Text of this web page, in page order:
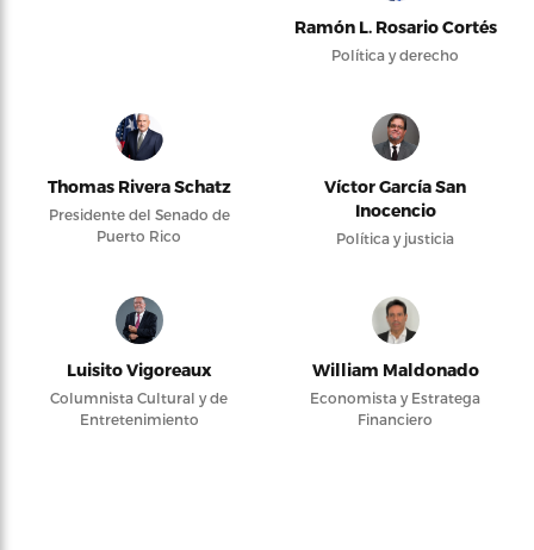
Ramón L. Rosario Cortés
Política y derecho
Thomas Rivera Schatz
Presidente del Senado de
Puerto Rico
Víctor García San
Inocencio
Política y justicia
Luisito Vigoreaux
Columnista Cultural y de
Entretenimiento
William Maldonado
Economista y Estratega
Financiero